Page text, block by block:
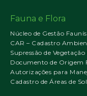
Fauna e Flora
Núcleo de Gestão
CAR – Cadastro
Supressão de
Documento de Origem
Autorizações para
Cadastro de Áreas de